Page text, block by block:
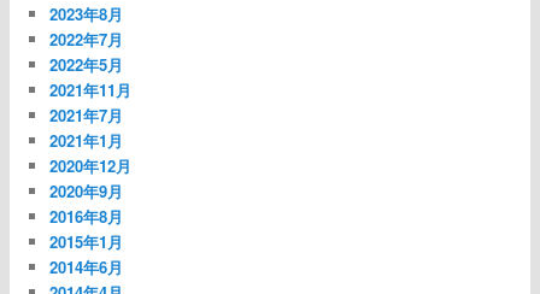
2023年8月
2022年7月
2022年5月
2021年11月
2021年7月
2021年1月
2020年12月
2020年9月
2016年8月
2015年1月
2014年6月